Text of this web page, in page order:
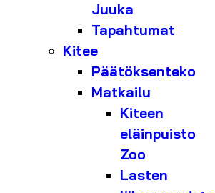
Juuka
Tapahtumat
Kitee
Päätöksenteko
Matkailu
Kiteen
eläinpuisto
Zoo
Lasten